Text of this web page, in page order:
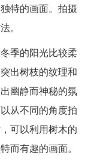
特的画面。拍摄
。
季的阳光比较柔
出树枝的纹理和
幽静而神秘的氛
从不同的角度拍
可以利用树木的
而有趣的画面。